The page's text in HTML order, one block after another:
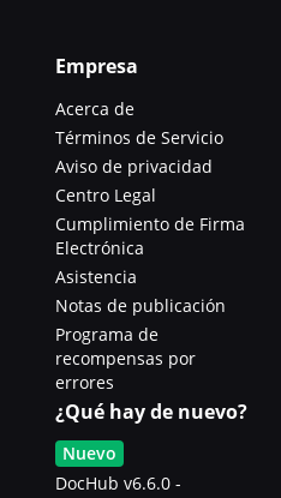
Empresa
Acerca de
Términos de Servicio
Aviso de privacidad
Centro Legal
Cumplimiento de Firma
Electrónica
Asistencia
Notas de publicación
Programa de
recompensas por
errores
¿Qué hay de nuevo?
Nuevo
DocHub v6.6.0 -